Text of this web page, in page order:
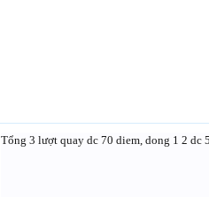
Tổng 3 lượt quay dc 70 diem, dong 1 2 dc